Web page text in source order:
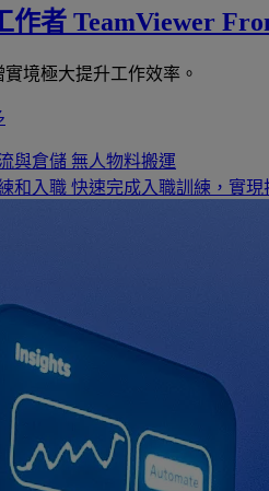
作者 TeamViewer
實境極大提升工作效率。
與倉儲 無人物料搬運
和入職 快速完成入職訓練，實現